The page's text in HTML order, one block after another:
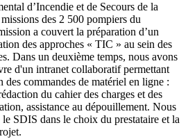
d’Incendie et de Secours de la
des 2 500 pompiers du
a couvert la préparation d’un
des approches « TIC » au sein des
Dans un deuxième temps, nous avons
d'un intranet collaboratif permettant
des commandes de matériel en ligne :
du cahier des charges et des
assistance au dépouillement. Nous
le SDIS dans le choix du prestataire et la